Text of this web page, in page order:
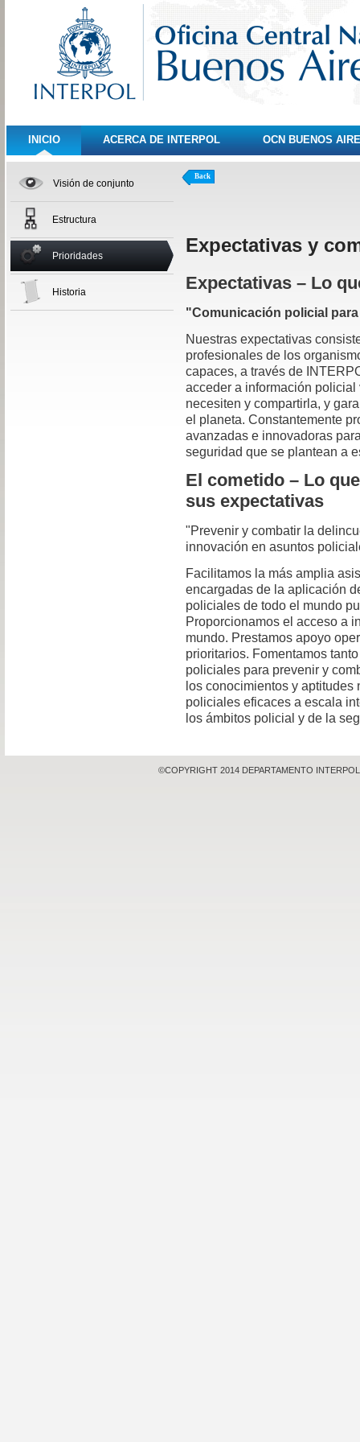
INICIO ACERCA DE INTERPOL OCN BUENOS
Visión de conjunto
Estructura
Prioridades
Historia
Back
Expectativas y
Expectativas – Lo
"Comunicación policial
Nuestras expectativas
profesionales de los
capaces, a través de
acceder a información
necesiten y compartirla, y
el planeta. Constantemente
avanzadas e innovadoras
seguridad que se plantean a
El cometido – Lo
sus expectativas
"Prevenir y combatir la
innovación en asuntos
Facilitamos la más amplia
encargadas de la aplicación
policiales de todo el mundo
Proporcionamos el acceso a
mundo. Prestamos apoyo
prioritarios. Fomentamos
policiales para prevenir y
los conocimientos y
policiales eficaces a escala
los ámbitos policial y de la
©COPYRIGHT 2014 DEPARTAMENTO